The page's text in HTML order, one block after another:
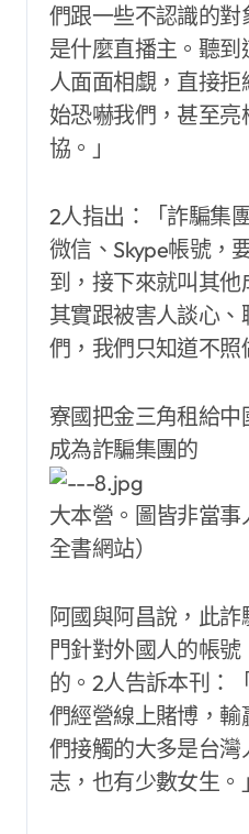
們跟一些不認識的對
是什麼直播主。聽
人面面相覷，直接
始恐嚇我們，甚至亮
協。」
2人指出：「詐騙集
微信、Skype帳號，
到，接下來就叫其他
其實跟被害人談心
們，我們只知道不照
寮國把金三角租給
成為詐騙集團的
大本營。圖皆非當
全書網站）
阿國與阿昌說，此
門針對外國人的帳
的。2人告訴本刊：
們經營線上賭博，
們接觸的大多是台
志，也有少數女生。」